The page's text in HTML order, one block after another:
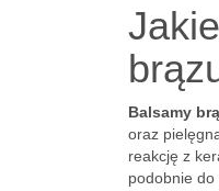
Balsamy
oraz
reakcję z
podobnie do